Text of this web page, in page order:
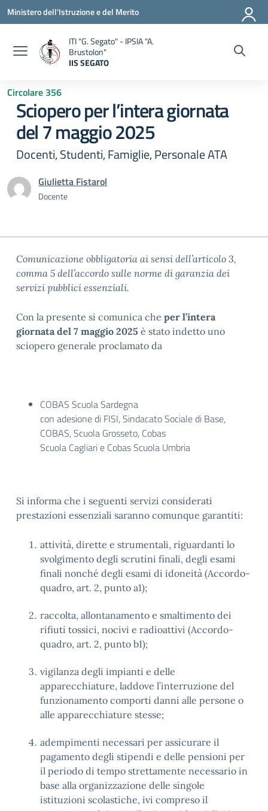
Vai ai contenuti
Vai al menu di navigazione
Vai al footer
Ministero dell'Istruzione e del Merito
ITI "G. Segato" - IPSIA "A.
Brustolon"
IIS SEGATO
Circolare 356
Sciopero per l’intera giornata
del 7 maggio 2025
Docenti, Studenti, Famiglie, Personale ATA
Giulietta Fistarol
Docente
Comunicazione obbligatoria ai sensi dell’articolo 3,
comma 5 dell’accordo sulle norme di garanzia dei
servizi pubblici essenziali.
Con la presente si comunica che per l’intera
giornata del 7 maggio 2025 è stato indetto uno
sciopero generale proclamato da
COBAS Scuola Sardegna
con adesione di FISI, Sindacato Sociale di Base,
COBAS, Scuola Grosseto, Cobas
Scuola Cagliari e Cobas Scuola Umbria
Si informa che i seguenti servizi considerati
prestazioni essenziali saranno comunque garantiti:
attività, dirette e strumentali, riguardanti lo
svolgimento degli scrutini finali, degli esami
finali nonché degli esami di idoneità (Accordo-
quadro, art. 2, punto a1);
raccolta, allontanamento e smaltimento dei
rifiuti tossici, nocivi e radioattivi (Accordo-
quadro, art. 2, punto b1);
vigilanza degli impianti e delle
apparecchiature, laddove l’interruzione del
funzionamento comporti danni alle persone o
alle apparecchiature stesse;
adempimenti necessari per assicurare il
pagamento degli stipendi e delle pensioni per
il periodo di tempo strettamente necessario in
base alla organizzazione delle singole
istituzioni scolastiche, ivi compreso il